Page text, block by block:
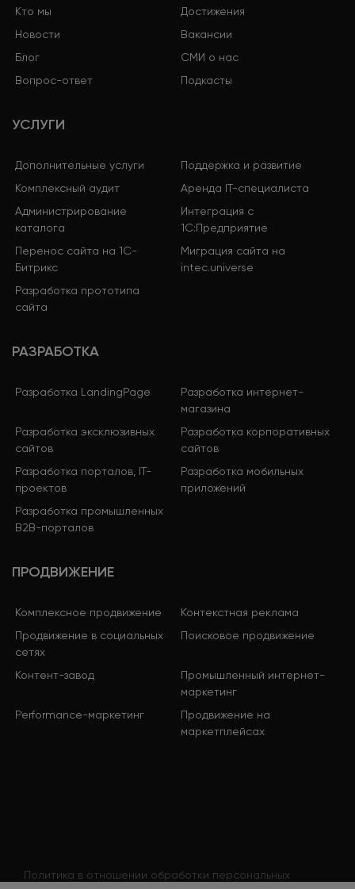
Кто мы
Достижения
Новости
Вакансии
Блог
СМИ о нас
Вопрос-ответ
Подкасты
УСЛУГИ
Дополнительные услуги
Поддержка и развитие
Комплексный аудит
Аренда IT-специалиста
Администрирование
каталога
Интеграция с
1С:Предприятие
Перенос сайта на 1С-
Битрикс
Миграция сайта на
intec.universe
Разработка прототипа
сайта
РАЗРАБОТКА
Разработка LandingPage
Разработка интернет-
магазина
Разработка эксклюзивных
сайтов
Разработка корпоративных
сайтов
Разработка порталов, IT-
проектов
Разработка мобильных
приложений
Разработка промышленных
B2B-порталов
ПРОДВИЖЕНИЕ
Комплексное продвижение
Контекстная реклама
Продвижение в социальных
сетях
Поисковое продвижение
Контент-завод
Промышленный интернет-
маркетинг
Performance-маркетинг
Продвижение на
маркетплейсах
Политика в отношении обработки персональных